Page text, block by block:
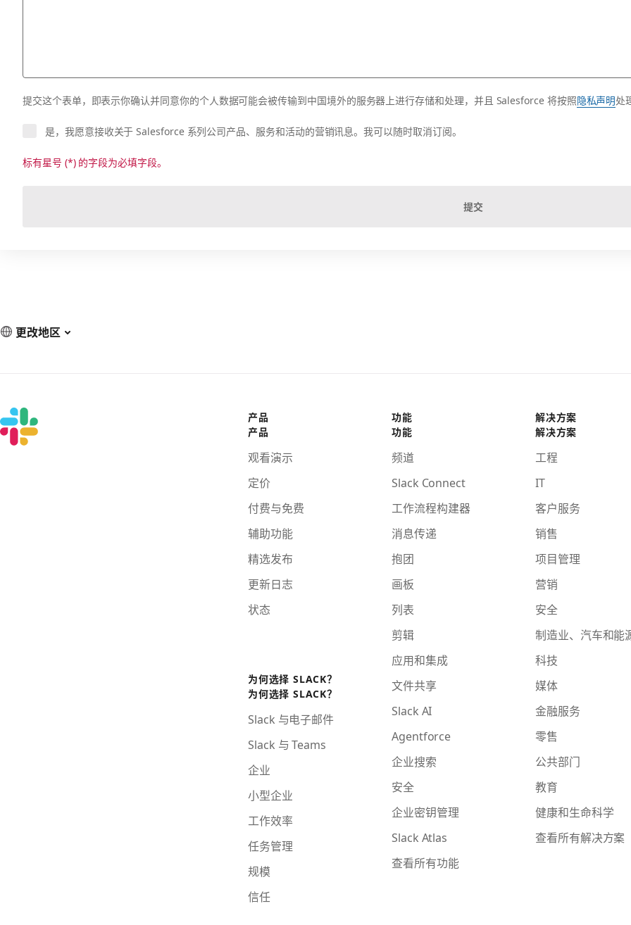
提交这个表单，即表示你确认并同意你的个人数据可能会被传输到中国境外的服务器上进行存储和处理，并且 Salesforce 将按照隐私声明处
是，我愿意接收关于 Salesforce 系列公司产品、服务和活动的营销讯息。我可以随时取消订阅。
标有星号 (*) 的字段为必填字段。
提交
更改地区
产品
产品
观看演示
定价
付费与免费
辅助功能
精选发布
更新日志
状态
为何选择 SLACK？
为何选择 SLACK？
Slack 与电子邮件
Slack 与 Teams
企业
小型企业
工作效率
任务管理
规模
信任
功能
功能
频道
Slack Connect
工作流程构建器
消息传递
抱团
画板
列表
剪辑
应用和集成
文件共享
Slack AI
Agentforce
企业搜索
安全
企业密钥管理
Slack Atlas
查看所有功能
解决方案
解决方案
工程
IT
客户服务
销售
项目管理
营销
安全
制造业、汽车和能
科技
媒体
金融服务
零售
公共部门
教育
健康和生命科学
查看所有解决方案